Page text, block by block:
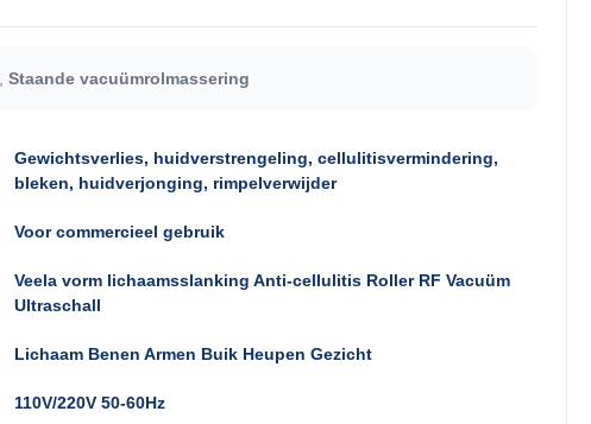
Staande vacuümrolmassering
Gewichtsverlies, huidverstrengeling, cellulitisvermindering,
bleken, huidverjonging, rimpelverwijder
Voor commercieel gebruik
Veela vorm lichaamsslanking Anti-cellulitis Roller RF Vacuüm
Ultraschall
Lichaam Benen Armen Buik Heupen Gezicht
110V/220V 50-60Hz